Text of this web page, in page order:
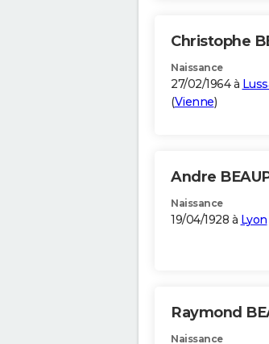
Christophe
Naissance
27/02/1964 à
(Vienne)
Andre
Naissance
19/04/1928 à Lyon
Raymond
Naissance